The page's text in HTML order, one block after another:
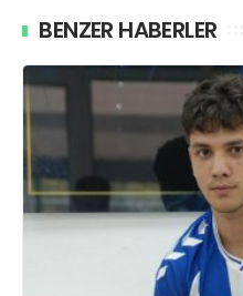
BENZER HABERLER